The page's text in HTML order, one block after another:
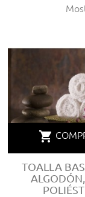
TOALLA
shopping_cart